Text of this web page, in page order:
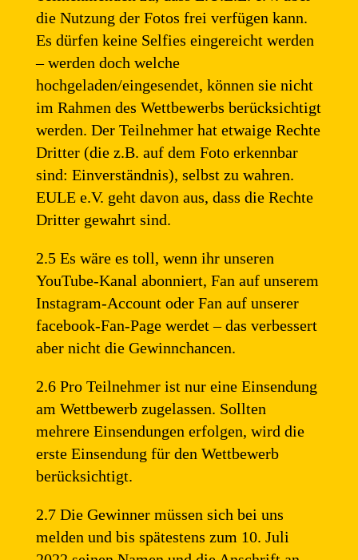
die Nutzung der Fotos frei verfügen kann.
Es dürfen keine Selfies eingereicht werden
– werden doch welche
hochgeladen/eingesendet, können sie nicht
im Rahmen des Wettbewerbs berücksichtigt
werden. Der Teilnehmer hat etwaige Rechte
Dritter (die z.B. auf dem Foto erkennbar
sind: Einverständnis), selbst zu wahren.
EULE e.V. geht davon aus, dass die Rechte
Dritter gewahrt sind.
2.5 Es wäre es toll, wenn ihr unseren
YouTube-Kanal abonniert, Fan auf unserem
Instagram-Account oder Fan auf unserer
facebook-Fan-Page werdet – das verbessert
aber nicht die Gewinnchancen.
2.6 Pro Teilnehmer ist nur eine Einsendung
am Wettbewerb zugelassen. Sollten
mehrere Einsendungen erfolgen, wird die
erste Einsendung für den Wettbewerb
berücksichtigt.
2.7 Die Gewinner müssen sich bei uns
melden und bis spätestens zum 10. Juli